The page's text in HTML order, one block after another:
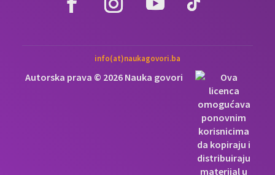
info(at)naukagovori.ba
Autorska prava © 2026 Nauka govori